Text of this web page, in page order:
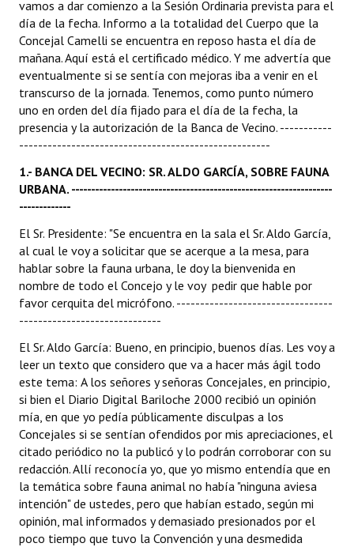
Dictámenes Asesoría Letrada
Actas de Sesión
Informes de Unidad Coordinadora
Ejecución Presupuestaria
NORMATIVA
Comunicaciones
Declaraciones
Resoluciones
INSTITUCIONAL
Antiguos Pobladores
Noticias Destacadas
Registros y Distinciones
Datos Históricos
Premio al Mérito - Registro
vamos a dar comienzo a la Sesión Ordinaria prevista para el
día de la fecha. Informo a la totalidad del Cuerpo que la
Concejal Camelli se encuentra en reposo hasta el día de
mañana. Aquí está el certificado médico. Y me advertía que
eventualmente si se sentía con mejoras iba a venir en el
transcurso de la jornada. Tenemos, como punto número
uno en orden del día fijado para el día de la fecha, la
presencia y la autorización de la Banca de Vecino. -----------
-----------------------------------------------------
1.- BANCA DEL VECINO: SR. ALDO GARCÍA, SOBRE FAUNA
URBANA. ------------------------------------------------------------------
-------------
El Sr. Presidente: "Se encuentra en la sala el Sr. Aldo García,
al cual le voy a solicitar que se acerque a la mesa, para
hablar sobre la fauna urbana, le doy la bienvenida en
nombre de todo el Concejo y le voy pedir que hable por
favor cerquita del micrófono. ---------------------------------
------------------------------
El Sr. Aldo García: Bueno, en principio, buenos días. Les voy a
leer un texto que considero que va a hacer más ágil todo
este tema: A los señores y señoras Concejales, en principio,
si bien el Diario Digital Bariloche 2000 recibió un opinión
mía, en que yo pedía públicamente disculpas a los
Concejales si se sentían ofendidos por mis apreciaciones, el
citado periódico no la publicó y lo podrán corroborar con su
redacción. Allí reconocía yo, que yo mismo entendía que en
la temática sobre fauna animal no había "ninguna aviesa
intención" de ustedes, pero que habían estado, según mi
opinión, mal informados y demasiado presionados por el
poco tiempo que tuvo la Convención y una desmedida